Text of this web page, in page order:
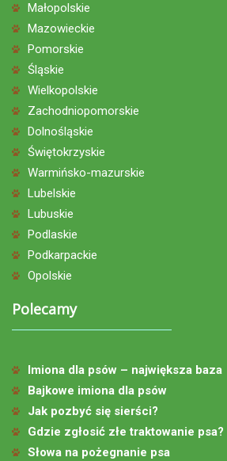
Małopolskie
Mazowieckie
Pomorskie
Śląskie
Wielkopolskie
Zachodniopomorskie
Dolnośląskie
Świętokrzyskie
Warmińsko-mazurskie
Lubelskie
Lubuskie
Podlaskie
Podkarpackie
Opolskie
Polecamy
Imiona dla psów – największa baza
Bajkowe imiona dla psów
Jak pozbyć się sierści?
Gdzie zgłosić złe traktowanie psa?
Słowa na pożegnanie psa